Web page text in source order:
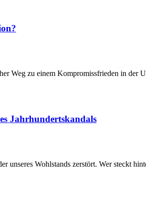
Weg zu einem Kompromissfrieden in der
Jahrhundertskandals
Wohlstands zerstört. Wer steckt